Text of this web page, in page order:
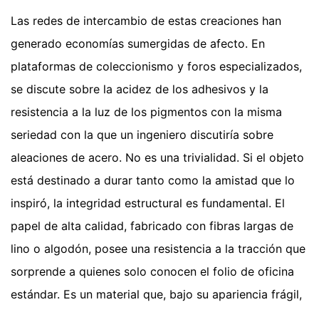
Las redes de intercambio de estas creaciones han
generado economías sumergidas de afecto. En
plataformas de coleccionismo y foros especializados,
se discute sobre la acidez de los adhesivos y la
resistencia a la luz de los pigmentos con la misma
seriedad con la que un ingeniero discutiría sobre
aleaciones de acero. No es una trivialidad. Si el objeto
está destinado a durar tanto como la amistad que lo
inspiró, la integridad estructural es fundamental. El
papel de alta calidad, fabricado con fibras largas de
lino o algodón, posee una resistencia a la tracción que
sorprende a quienes solo conocen el folio de oficina
estándar. Es un material que, bajo su apariencia frágil,